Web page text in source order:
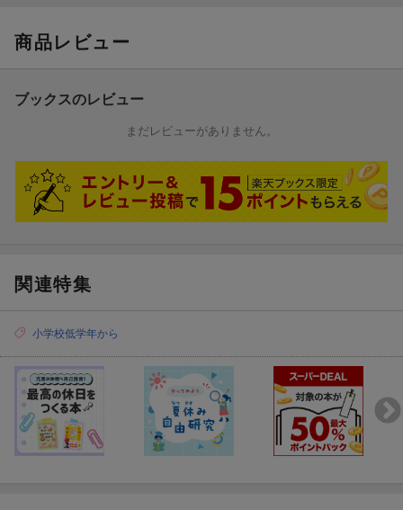
それぞれの形で、編み方も変わり、マルチコードという編み方か
○ニッティングルームスターターキットと、ブロックは互換性があ
り、どちらでも使えます。
○極太から超極太の糸にあうピッチなので、ズパゲッティなどのリ
サイクル糸を編むのにも適しています。
○おためし用の毛糸もついているので、このセットですぐに編み始
○ガイドブックに掲載している作例
フリンジマフラー
リボン風ヘアバンド
カラフル移動ポケット
アイコードブレスレット
かざり糸のシュシュ
ふんわりマルチコード
商品レビュー
ブックスのレビュー
まだレビューがありません。
関連特集
小学校低学年から